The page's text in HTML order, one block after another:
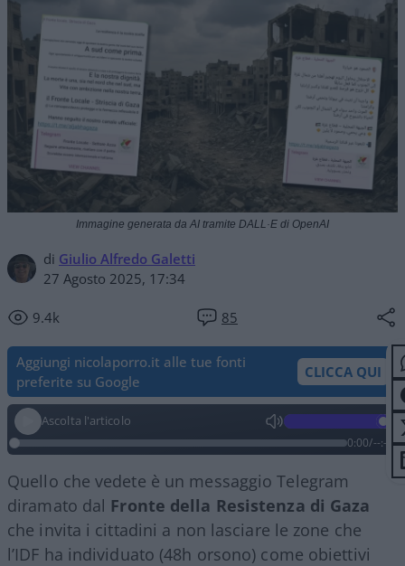
di Giulio Alfredo Galetti
27 Agosto 2025, 17:34
9.4k 85
Immagine generata da AI tramite DALL·E di OpenAI
Aggiungi nicolaporro.it alle tue fonti
preferite su Google
CLICCA QUI
Ascolta l'articolo
0:00/--:--
Quello che vedete è un messaggio Telegram
diramato dal Fronte della Resistenza di Gaza
che invita i cittadini a non lasciare le zone che
l’IDF ha individuato (48h orsono) come obiettivi